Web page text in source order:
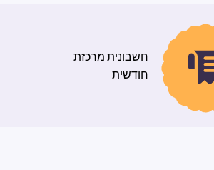
חשבונית מרכזת
חודשית